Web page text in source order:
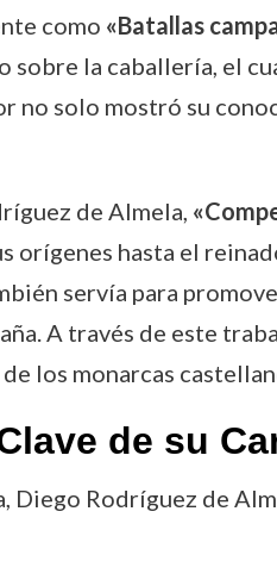
como «Batallas
sobre la caballería, el
no solo mostró su
de Almela,
orígenes hasta el
servía para
A través de este
los monarcas
de su
Diego Rodríguez de